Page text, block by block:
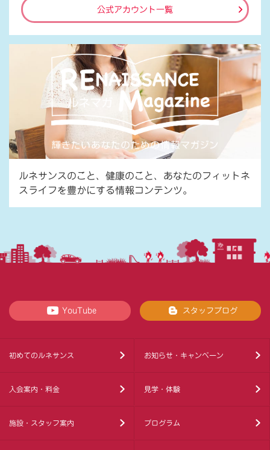
公式アカウント一覧
ルネサンスのこと、健康のこと、あなたのフィットネ
スライフを豊かにする情報コンテンツ。
YouTube スタッフブログ
初めてのルネサンス お知らせ・キャンペーン
入会案内・料金 見学・体験
施設・スタッフ案内 プログラム